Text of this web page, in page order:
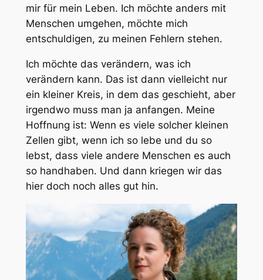
mir für mein Leben. Ich möchte anders mit
Menschen umgehen, möchte mich
entschuldigen, zu meinen Fehlern stehen.
Ich möchte das verändern, was ich
verändern kann. Das ist dann vielleicht nur
ein kleiner Kreis, in dem das geschieht, aber
irgendwo muss man ja anfangen. Meine
Hoffnung ist: Wenn es viele solcher kleinen
Zellen gibt, wenn ich so lebe und du so
lebst, dass viele andere Menschen es auch
so handhaben. Und dann kriegen wir das
hier doch noch alles gut hin.